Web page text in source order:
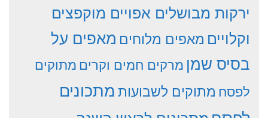
ירקות מבושלים אפויים מוקפצים
וקלויים מאפים מלוחים מאפים על
בסיס שמן מרקים חמים וקריםמתוקים
לפסח מתוקים לשבועותמתכונים